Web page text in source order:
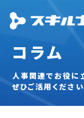
コラム
人事関連でお役に
ぜひご活用ください